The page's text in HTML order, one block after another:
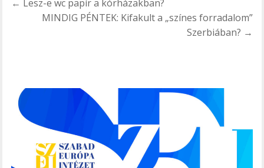
navigáció
← Lesz-e wc papír a kórházakban?
MINDIG PÉNTEK: Kifakult a „színes forradalom”
Szerbiában? →